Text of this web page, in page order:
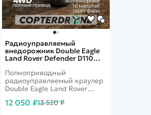
Радиоуправляемый
внедорожник Double Eagle
Land Rover Defender D110
E379-003
Полноприводный
радиоуправляемый краулер
Double Eagle Land Rover
масштабе 1/6, оснащенный
12 050 ₽13 520 ₽